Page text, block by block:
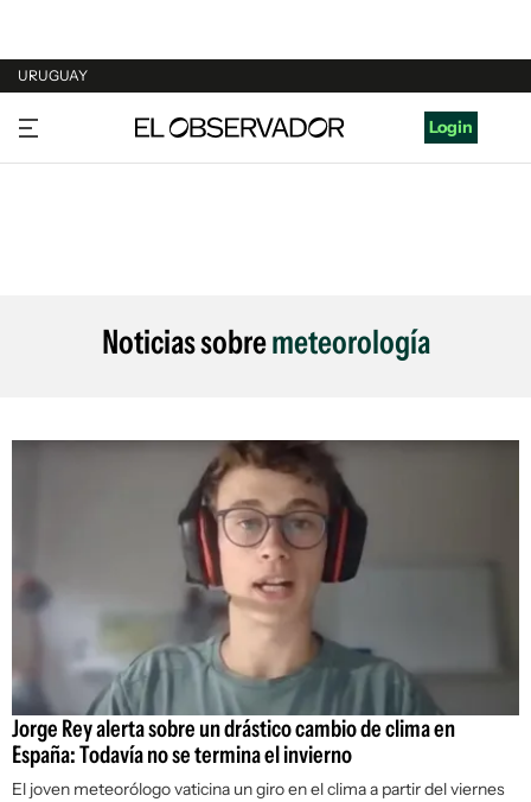
URUGUAY
URUGUAY
ARGENTINA
Login
Noticias sobremeteorología
Jorge Rey alerta sobre un drástico cambio de clima en
España: Todavía no se termina el invierno
El joven meteorólogo vaticina un giro en el clima a partir del viernes